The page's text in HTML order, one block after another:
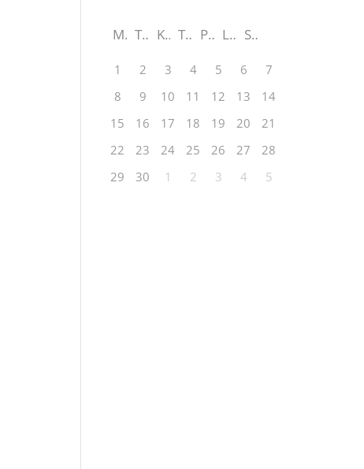
M T K T P L S
1 2 3 4 5 6
7
8
9 10 11 12 13
14
15
16 17 18 19 20
21
22
23 24 25 26 27
28
29
30 1 2 3 4 5